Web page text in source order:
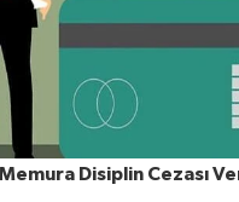
Memura Disiplin Cezası